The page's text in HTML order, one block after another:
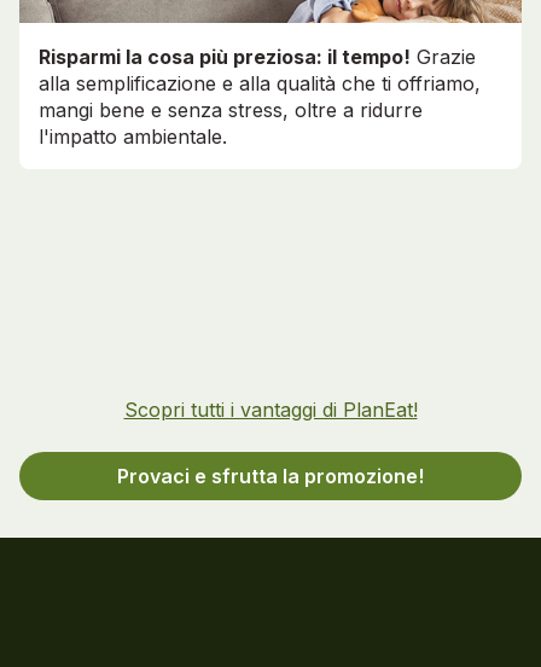
Risparmi la cosa più preziosa: il tempo! Grazie
alla semplificazione e alla qualità che ti offriamo,
mangi bene e senza stress, oltre a ridurre
l'impatto ambientale.
Scopri tutti i vantaggi di PlanEat!
Provaci e sfrutta la promozione!